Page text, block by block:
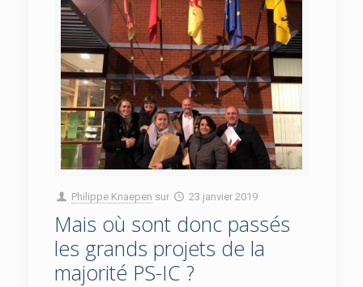
Philippe Knaepen sur 23 janvier 2019
Mais où sont donc passés
les grands projets de la
majorité PS-IC ?